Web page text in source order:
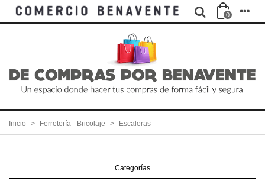
0
Inicio > Ferretería - Bricolaje > Escaleras
Categorías